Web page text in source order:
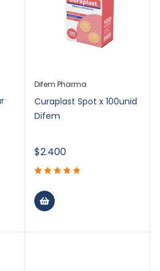
Difem Pharma
Curaplast Spot x 100unid
Difem
$2.400